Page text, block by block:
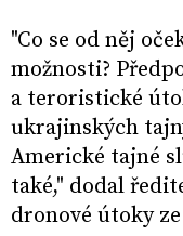
"Co se od něj
možnosti?
a teroristické
ukrajinských
Americké tajné
také," dodal
dronové útoky